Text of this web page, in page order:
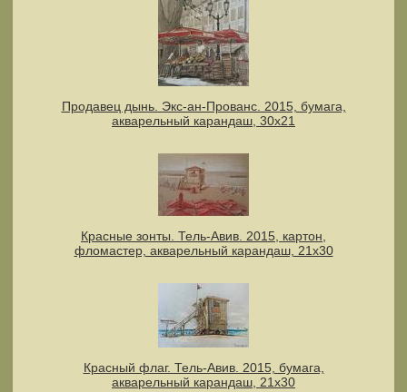
Продавец дынь. Экс-ан-Прованс. 2015, бумага,
акварельный карандаш, 30х21
Красные зонты. Тель-Авив. 2015, картон,
фломастер, акварельный карандаш, 21х30
Красный флаг. Тель-Авив. 2015, бумага,
акварельный карандаш, 21х30